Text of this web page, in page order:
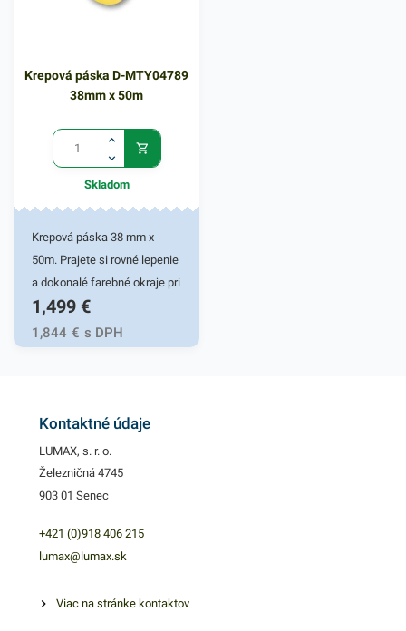
jednoducho nalepí na rôzne
potreby. Vďaka etiketám
budú vaše predmety v práci
prehľadne označené. V našej
širokej ponuke produktov
nájdete ďalšie podobné
príslušenstvo.
Krepová páska D-MTY04789
38mm x 50m
Skladom
Krepová páska 38 mm x
50m. Prajete si rovné lepenie
a dokonalé farebné okraje pri
natieraní a stierkovaní?
Ideálna je táto krepová
maliarska páska pre
materiál = 100%výsledok.
1,499 €
1,844 € s DPH
Kontaktné údaje
LUMAX, s. r. o.
Železničná 4745
903 01 Senec
+421 (0)918 406 215
lumax@lumax.sk
Viac na stránke kontaktov